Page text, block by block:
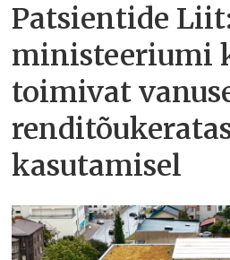
Patsientide
ministeeriumi
toimivat
kasutamisel